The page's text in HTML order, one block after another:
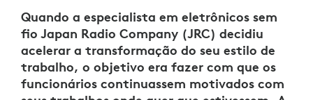
Quando a especialista em eletrônicos sem
fio Japan Radio Company (JRC) decidiu
acelerar a transformação do seu estilo de
trabalho, o objetivo era fazer com que os
funcionários continuassem motivados com